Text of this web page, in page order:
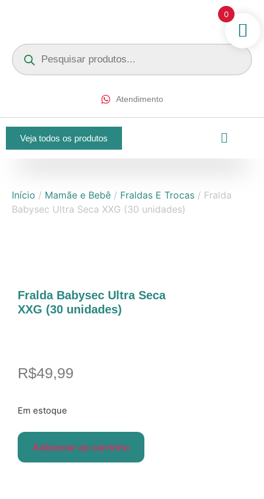
Atendimento
Veja todos os produtos
Início / Mamãe e Bebê / Fraldas E Trocas / Fralda
Babysec Ultra Seca XXG (30 unidades)
Fralda Babysec Ultra Seca
XXG (30 unidades)
R$49,99
Em estoque
Adicionar ao carrinho
0